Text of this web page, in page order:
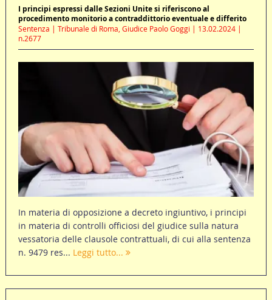
I principi espressi dalle Sezioni Unite si riferiscono al
procedimento monitorio a contraddittorio eventuale e differito
Sentenza | Tribunale di Roma, Giudice Paolo Goggi | 13.02.2024 |
n.2677
In materia di opposizione a decreto ingiuntivo, i principi
in materia di controlli officiosi del giudice sulla natura
vessatoria delle clausole contrattuali, di cui alla sentenza
n. 9479 res... Leggi tutto...